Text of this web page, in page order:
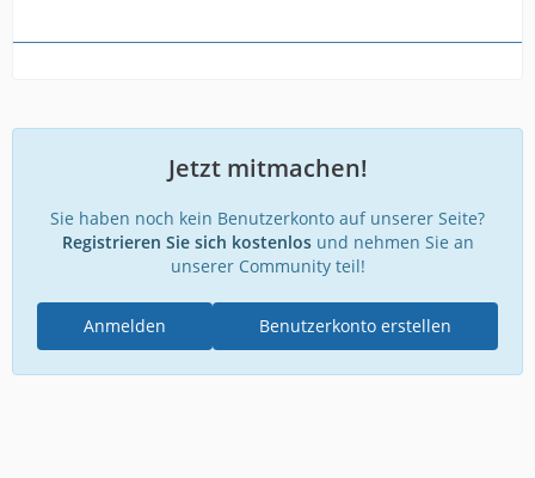
Jetzt mitmachen!
Sie haben noch kein Benutzerkonto auf unserer Seite?
Registrieren Sie sich kostenlosund nehmen Sie an
unserer Community teil!
Benutzerkonto erstellen
Anmelden